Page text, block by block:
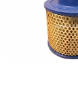
Выберите